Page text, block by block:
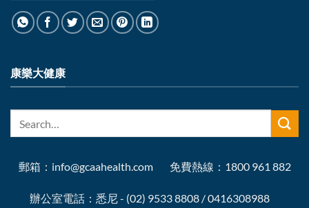
康樂大健康
郵箱：info@gcaahealth.com 免費熱線：1800 961 882
辦公室電話：悉尼 - (02) 9533 8808 / 0416308988